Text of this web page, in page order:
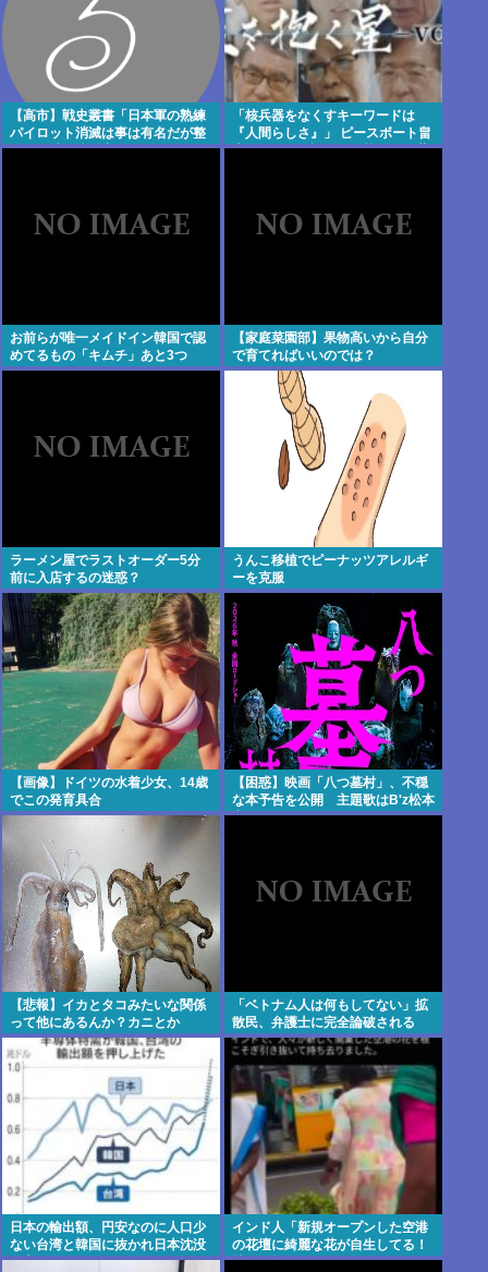
【高市】戦史叢書「日本軍の熟練
パイロット消滅は事は有名だが整
備員が消え稼働率が下がりマラリ
「核兵器をなくすキーワードは
『人間らしさ』」 ピースボート畠
山澄子さんが語った、核のある世
お前らが唯一メイドイン韓国で認
めてるもの「キムチ」あと3つ
は？
【家庭菜園部】果物高いから自分
で育てればいいのでは？
ラーメン屋でラストオーダー5分
前に入店するの迷惑？
うんこ移植でピーナッツアレルギ
ーを克服
【画像】ドイツの水着少女、14歳
でこの発育具合
【困惑】映画「八つ墓村」、不穏
な本予告を公開 主題歌はB'z松本
率いるTMG
【悲報】イカとタコみたいな関係
って他にあるんか？カニとか
「ベトナム人は何もしてない」拡
散民、弁護士に完全論破される
www
日本の輸出額、円安なのに人口少
ない台湾と韓国に抜かれ日本沈没
死亡
インド人「新規オープンした空港
の花壇に綺麗な花が自生してる！
持って帰ろ！」